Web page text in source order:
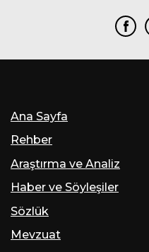
Ana Sayfa
Rehber
Araştırma ve Analiz
Haber ve Söyleşiler
Sözlük
Mevzuat